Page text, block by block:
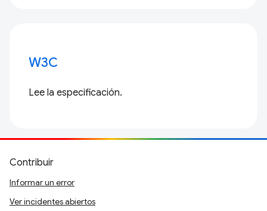
W3C
Lee la especificación.
Contribuir
Informar un error
Ver incidentes abiertos